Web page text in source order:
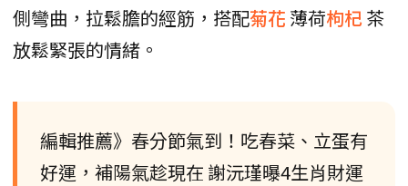
側彎曲，拉鬆膽的經筋，搭配菊花 薄荷枸杞茶
放鬆緊張的情緒。
編輯推薦》春分節氣到！吃春菜、立蛋有
好運，補陽氣趁現在 謝沅瑾曝4生肖財運